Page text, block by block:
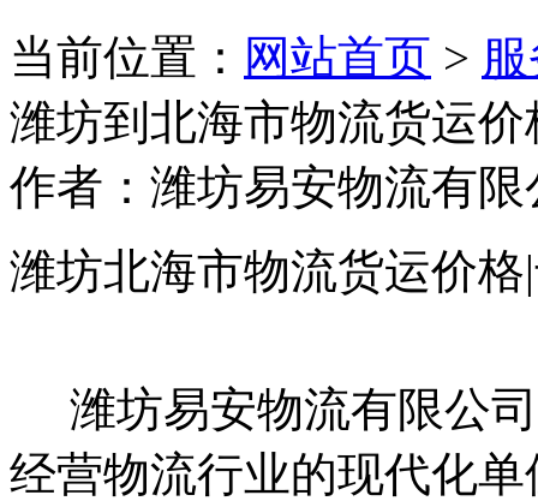
当前位置： 网站首页 >
潍坊到北海市物流货运
作者：潍坊易安物流有限
潍坊北海市物流货运价格
潍坊易安物流有限公
经营物流行业的现代化